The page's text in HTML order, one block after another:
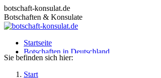
Zum
Inhalt
springen
botschaft-konsulat.de
Botschaften & Konsulate
Startseite
Botschaften in Deutschland
Botschaften im Ausland
Sie befinden sich hier:
Start